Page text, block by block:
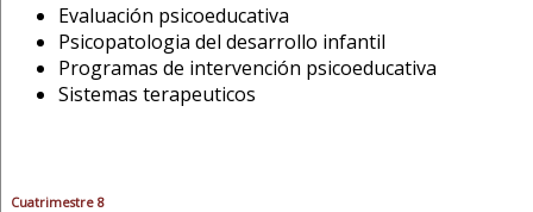
Evaluación psicoeducativa
Psicopatologia del desarrollo infantil
Programas de intervención psicoeducativa
Sistemas terapeuticos
Cuatrimestre 8